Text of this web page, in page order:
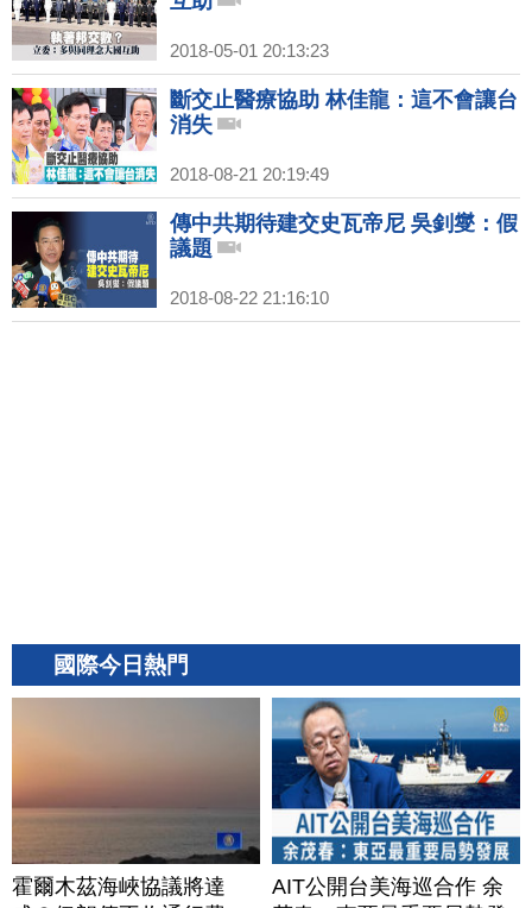
2018-05-01 20:13:23
斷交止醫療協助 林佳龍：這不會讓台
消失
2018-08-21 20:19:49
傳中共期待建交史瓦帝尼 吳釗燮：假
議題
2018-08-22 21:16:10
國際今日熱門
霍爾木茲海峽協議將達
AIT公開台美海巡合作 余